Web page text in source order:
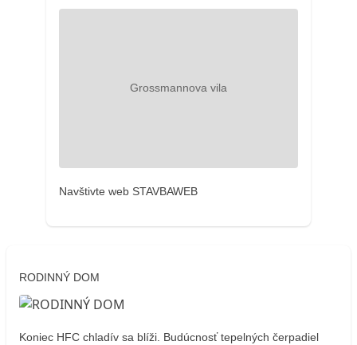
Navštivte web STAVBAWEB
RODINNÝ DOM
Koniec HFC chladív sa blíži. Budúcnosť tepelných čerpadiel